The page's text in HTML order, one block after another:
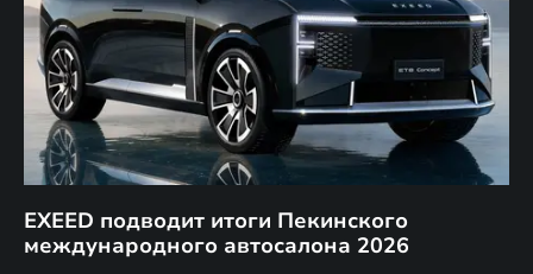
EXEED подводит итоги Пекинского
международного автосалона 2026